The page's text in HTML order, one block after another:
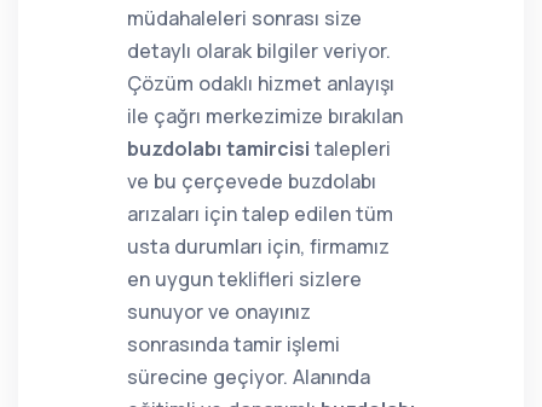
müdahaleleri sonrası size
detaylı olarak bilgiler veriyor.
Çözüm odaklı hizmet anlayışı
ile çağrı merkezimize bırakılan
buzdolabı tamircisi talepleri
ve bu çerçevede buzdolabı
arızaları için talep edilen tüm
usta durumları için, firmamız
en uygun teklifleri sizlere
sunuyor ve onayınız
sonrasında tamir işlemi
sürecine geçiyor. Alanında